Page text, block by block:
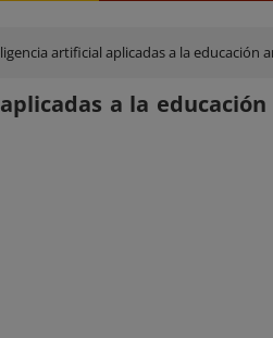
aplicadas a la educación ambiental para
a la